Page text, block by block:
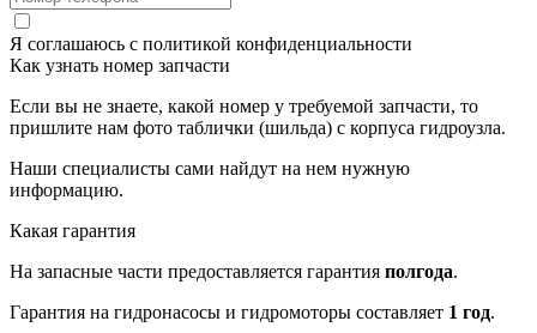
Я соглашаюсь с политикой конфиденциальности
Как узнать номер запчасти
Если вы не знаете, какой номер у требуемой запчасти, то
пришлите нам фото таблички (шильда) с корпуса гидроузла.
Наши специалисты сами найдут на нем нужную
информацию.
Какая гарантия
На запасные части предоставляется гарантия полгода.
Гарантия на гидронасосы и гидромоторы составляет 1 год.